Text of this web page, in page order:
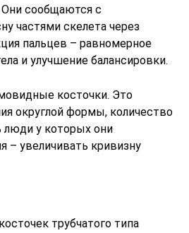
сообщаются с
частями скелета через
пальцев – равномерное
и улучшение балансировки.
косточки. Это
округлой формы, количество
люди у которых они
– увеличивать кривизну
трубчатого типа